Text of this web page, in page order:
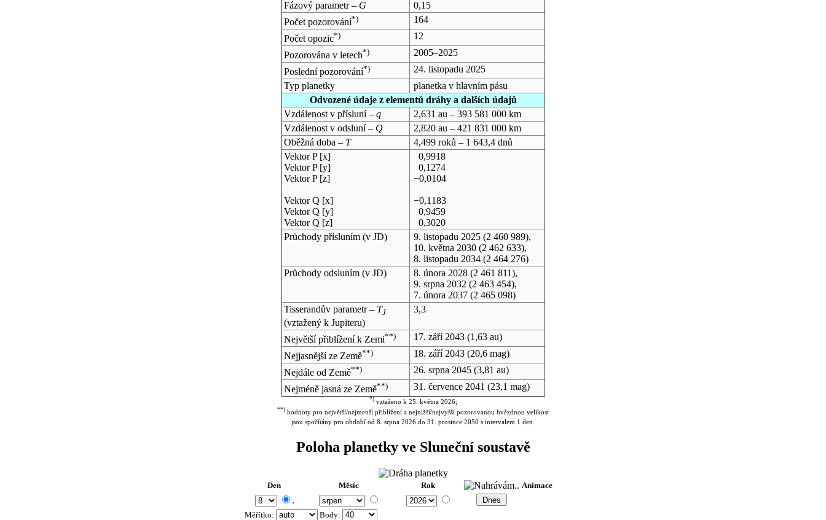
Fázový parametr – G
0,15
Počet pozorování*)
164
Počet opozic*)
12
Pozorována v letech*)
2005–2025
Poslední pozorování*)
24. listopadu 2025
Typ planetky
planetka v hlavním pásu
Odvozené údaje z elementů dráhy a dalších údajů
Vzdálenost v přísluní – q
2,631 au – 393 581 000 km
Vzdálenost v odsluní – Q
2,820 au – 421 831 000 km
Oběžná doba – T
4,499 roků – 1 643,4 dnů
Vektor P [x]
Vektor P [y]
Vektor P [z]
Vektor Q [x]
Vektor Q [y]
Vektor Q [z]
0,9918
0,1274
−0,0104
−0,1183
0,9459
0,3020
Průchody přísluním (v JD) 9. listopadu 2025(2 460 989),
10. května 2030(2 462 633),
8. listopadu 2034(2 464 276)
Průchody odsluním (v JD) 8. února 2028(2 461 811),
9. srpna 2032 (2 463 454),
7. února 2037(2 465 098)
Tisserandův parametr – TJ
(vztažený k Jupiteru)
3,3
Největší přiblížení k Zemi**) 17. září 2043(1,63 au)
Nejjasnější ze Země**) 18. září 2043(20,6 mag)
Nejdále od Země**) 26. srpna 2045(3,81 au)
Nejméně jasná ze Země**) 31. července 2041 (23,1 mag)
*)vztaženo k 25. května 2026;
**) hodnoty pro největší/nejmenší přiblížení a nejnižší/nejvyšší pozorovanou hvězdnou velikost
jsou spočítány pro období od 8. srpna 2026 do 31. prosince 2050 s intervalem 1 den.
Poloha planetky ve Sluneční soustavě
Den Měsíc Rok Animace
.
Měřítko: Body: